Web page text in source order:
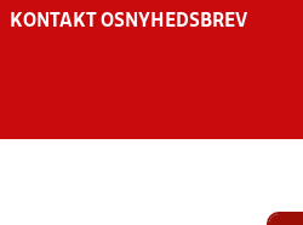
KONTAKT OS NYHEDSBREV